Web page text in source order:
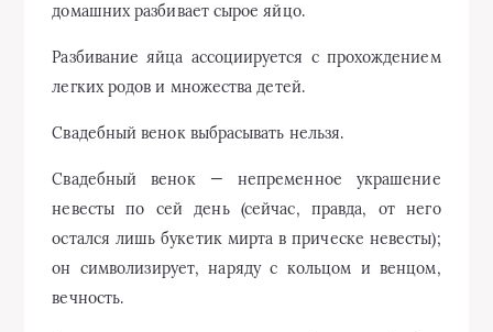
домашних разбивает сырое яйцо.
Разбивание яйца ассоциируется с прохождением
легких родов и множества детей.
Свадебный венок выбрасывать нельзя.
Свадебный венок — непременное украшение
невесты по сей день (сейчас, правда, от него
остался лишь букетик мирта в прическе невесты);
он символизирует, наряду с кольцом и венцом,
вечность.